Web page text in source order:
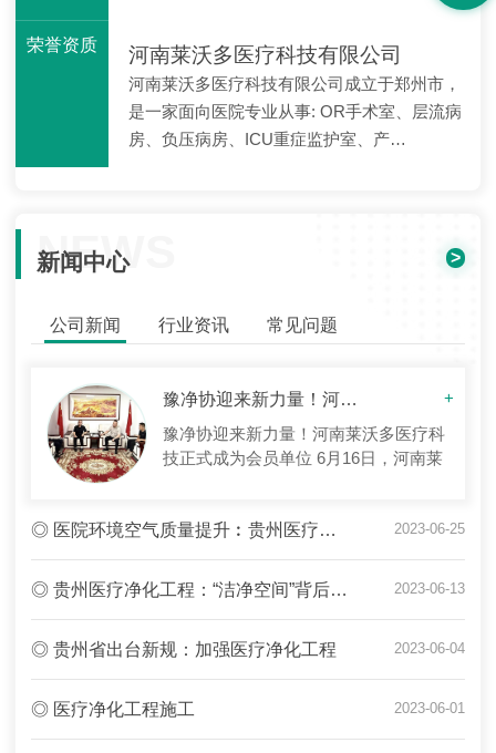
荣誉资质 河南莱沃多医疗科技有限公司
河南莱沃多医疗科技有限公司成立于郑州市，
是一家面向医院专业从事: OR手术室、层流病
房、负压病房、ICU重症监护室、产…
NEWS
新闻中心 >
公司新闻 行业资讯 常见问题
豫净协迎来新力量！河南莱沃多医疗科技正式成为会员单位
+
豫净协迎来新力量！河南莱沃多医疗科
技正式成为会员单位 6月16日，河南莱
占飞到访河南省洁净技术协会秘书处，
河南省洁净技术协会会长周星旭及执行
秘书长雷东升对来访代表予以热烈欢
迎，双方进行了亲切友好的交流。 河南
◎ 医院环境空气质量提升︰贵州医疗净化工程成效初显 2023-06-25
◎ 贵州医疗净化工程：“洁净空间”背后的努力 2023-06-13
◎ 贵州省出台新规：加强医疗净化工程 2023-06-04
◎ 医疗净化工程施工 2023-06-01